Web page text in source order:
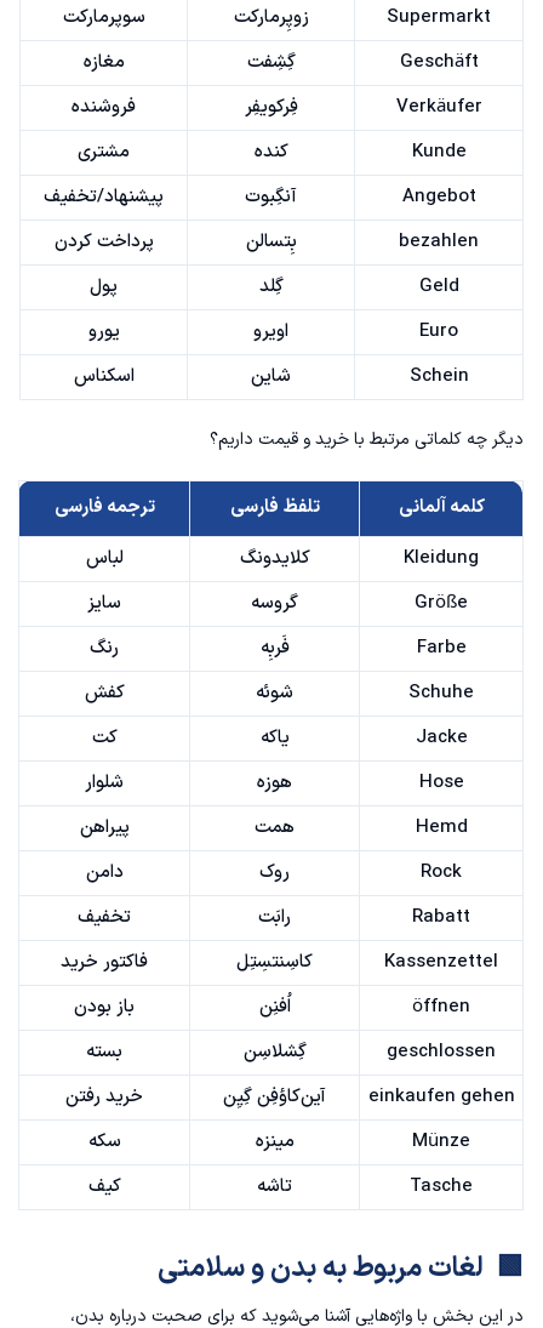
Supermarkt
زوپِرمارکت
سوپرمارکت
Geschäft
گِشِفت
مغازه
Verkäufer
فِرکویفِر
فروشنده
Kunde
کنده
مشتری
Angebot
آنگِبوت
پیشنهاد/تخفیف
bezahlen
بِتسالن
پرداخت کردن
Geld
گِلد
پول
Euro
اویرو
یورو
Schein
شاین اسکناس
دیگر چه کلماتی مرتبط با خرید و قیمت داریم؟
کلمه آلمانی تلفظ فارسی
ترجمه فارسی
Kleidung
کلایدونگ
لباس
Größe
گروسه
سایز
Farbe
فَربِه
رنگ
Schuhe
شوئه
کفش
Jacke
یاکه
کت
Hose
هوزه
شلوار
Hemd
همت
پیراهن
Rock
روک
دامن
Rabatt
رابَت
تخفیف
Kassenzettel
کاسِنتسِتِل
فاکتور خرید
öffnen
اُفنِن
باز بودن
geschlossen
گِشلاسِن
بسته
einkaufen gehen
آین‌کاؤفِن گِیِن
خرید رفتن
Münze
مینزه
سکه
Tasche
تاشه کیف
🟩 لغات مربوط به بدن و سلامتی
در این بخش با واژه‌هایی آشنا می‌شوید که برای صحبت درباره بدن،